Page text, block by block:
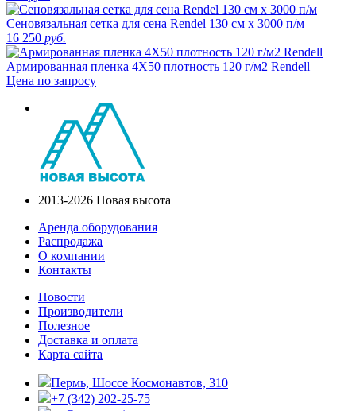
Сеновязальная сетка для сена Rendel 130 см х 3000 п/м
16 250 руб.
Армированная пленка 4X50 плотность 120 г/м2 Rendell
Цена по запросу
2013-2026 Новая высота
Аренда оборудования
Распродажа
О компании
Контакты
Новости
Производители
Полезное
Доставка и оплата
Карта сайта
Пермь, Шоссе Космонавтов, 310
+7 (342) 202-25-75